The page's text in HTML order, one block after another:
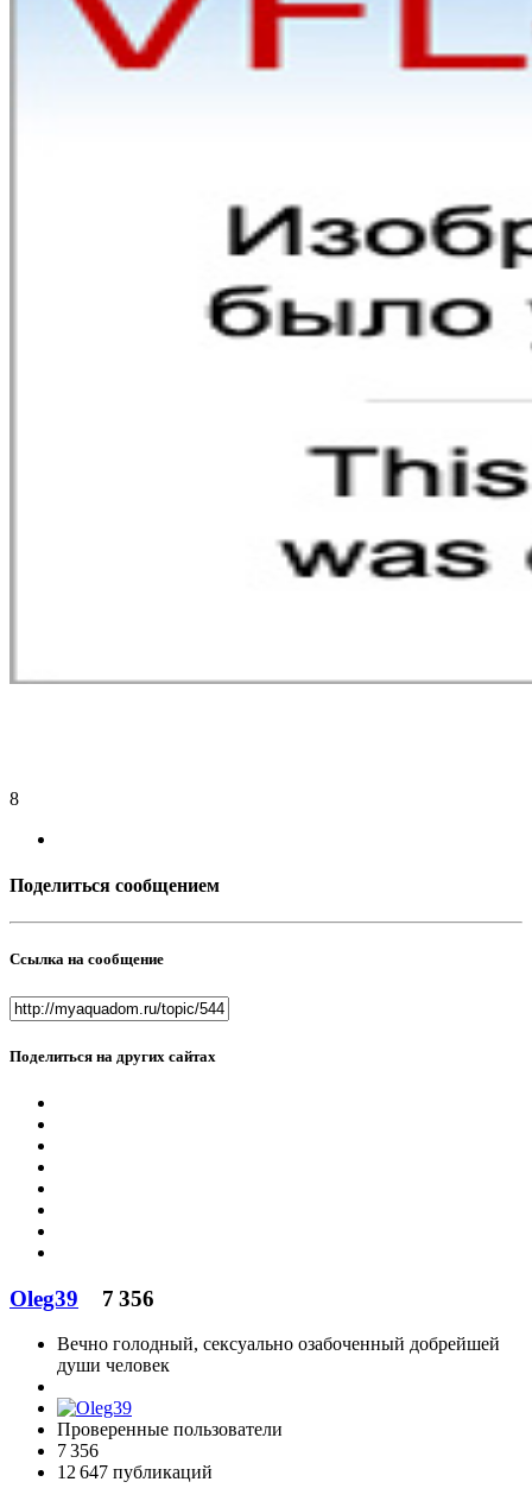
8
Поделиться сообщением
Ссылка на сообщение
Поделиться на других сайтах
Oleg39 7 356
Вечно голодный, сексуально озабоченный добрейшей
души человек
Проверенные пользователи
7 356
12 647 публикаций